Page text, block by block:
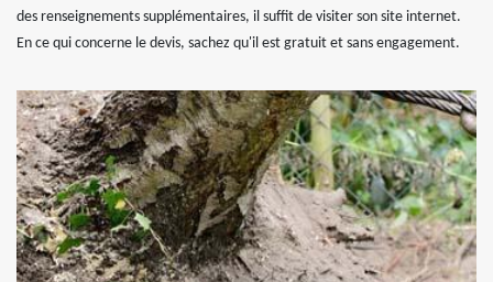
des renseignements supplémentaires, il suffit de visiter son site internet.
En ce qui concerne le devis, sachez qu'il est gratuit et sans engagement.